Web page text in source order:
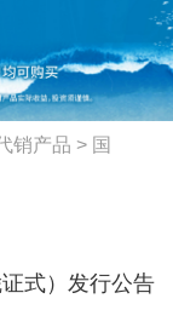
销产品 > 国
式）发行公告